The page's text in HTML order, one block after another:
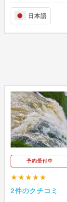
日本語
予約受付中
★★★★★
2件のクチコミ